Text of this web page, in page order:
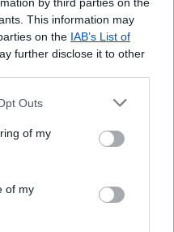
This information may
on the IAB’s List of
further disclose it to other
Outs
of my
of my